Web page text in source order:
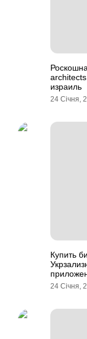
израиль
24 Січня,
Купить
24 Січня,